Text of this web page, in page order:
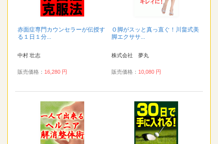
赤面症専門カウンセラーが伝授す
る１日１分...
中村 壮志
販売価格： 16,280 円
Ｏ脚がスッと真っ直ぐ！川畠式美
脚エクササ...
株式会社 夢丸
販売価格： 10,080 円